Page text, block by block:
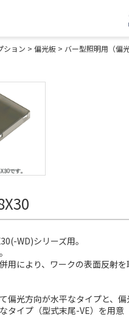
サイト
ション > 偏光板 > バー型照明用（偏光
WD)シリーズ用。
用により、ワークの表面反射
偏光方向が水平なタイプと、
タイプ（型式末尾-VE）を用意